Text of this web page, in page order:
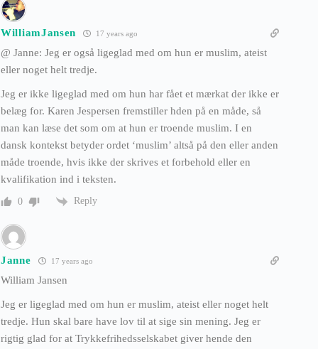
WilliamJansen 17 years ago
@ Janne: Jeg er også ligeglad med om hun er muslim, ateist
eller noget helt tredje.
Jeg er ikke ligeglad med om hun har fået et mærkat der ikke er
belæg for. Karen Jespersen fremstiller hden på en måde, så
man kan læse det som om at hun er troende muslim. I en
dansk kontekst betyder ordet ‘muslim’ altså på den eller anden
måde troende, hvis ikke der skrives et forbehold eller en
kvalifikation ind i teksten.
0 Reply
Janne 17 years ago
William Jansen
Jeg er ligeglad med om hun er muslim, ateist eller noget helt
tredje. Hun skal bare have lov til at sige sin mening. Jeg er
rigtig glad for at Trykkefrihedsselskabet giver hende den